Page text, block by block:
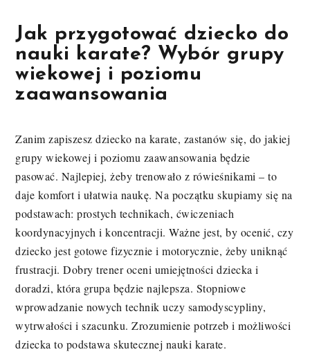
Jak przygotować dziecko do
nauki karate? Wybór grupy
wiekowej i poziomu
zaawansowania
Zanim zapiszesz dziecko na karate, zastanów się, do jakiej
grupy wiekowej i poziomu zaawansowania będzie
pasować. Najlepiej, żeby trenowało z rówieśnikami – to
daje komfort i ułatwia naukę. Na początku skupiamy się na
podstawach: prostych technikach, ćwiczeniach
koordynacyjnych i koncentracji. Ważne jest, by ocenić, czy
dziecko jest gotowe fizycznie i motorycznie, żeby uniknąć
frustracji. Dobry trener oceni umiejętności dziecka i
doradzi, która grupa będzie najlepsza. Stopniowe
wprowadzanie nowych technik uczy samodyscypliny,
wytrwałości i szacunku. Zrozumienie potrzeb i możliwości
dziecka to podstawa skutecznej nauki karate.